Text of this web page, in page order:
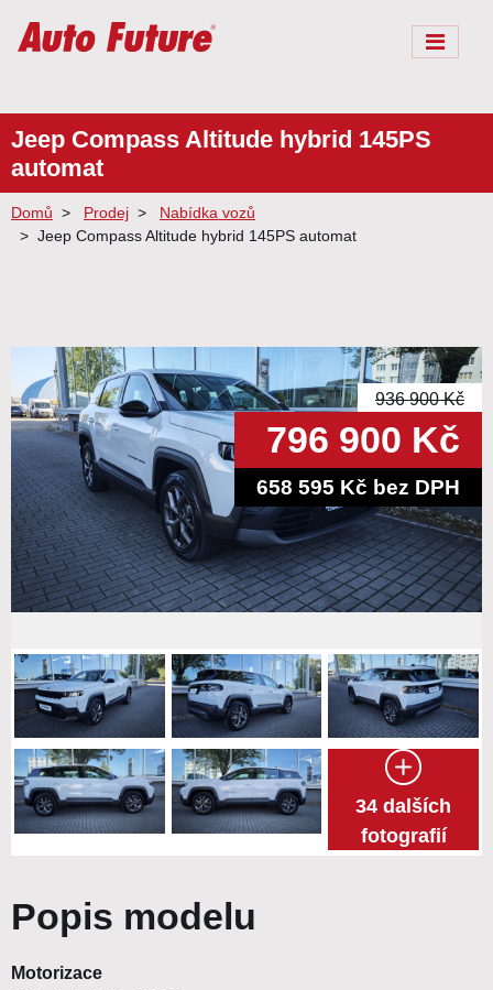
Jeep Compass Altitude hybrid 145PS
automat
Domů Prodej
Nabídka vozů
Jeep Compass Altitude hybrid 145PS automat
Popis modelu
Motorizace
34 dalších
fotografií
936 900 Kč
796 900 Kč
658 595 Kč bez DPH